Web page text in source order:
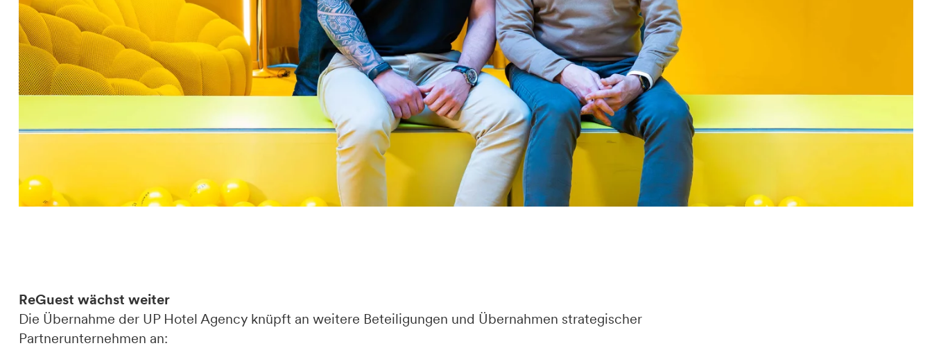
ReGuest wächst weiter
Die Übernahme der UP Hotel Agency knüpft an weitere Beteiligungen und Übernahmen strategischer
Partnerunternehmen an: